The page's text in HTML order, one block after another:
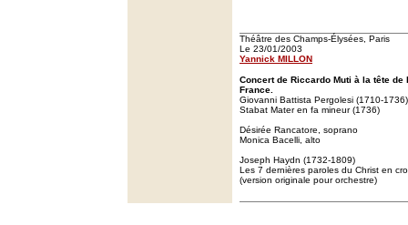
Théâtre des Champs-Élysées, Paris
Le 23/01/2003
Yannick MILLON
Concert de Riccardo Muti à la tête de
France.
Giovanni Battista Pergolesi (1710-1736)
Stabat Mater en fa mineur (1736)
Désirée Rancatore, soprano
Monica Bacelli, alto
Joseph Haydn (1732-1809)
Les 7 dernières paroles du Christ en
(version originale pour orchestre)